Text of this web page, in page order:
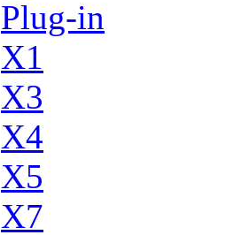
Plug-in
X1
X3
X4
X5
X7